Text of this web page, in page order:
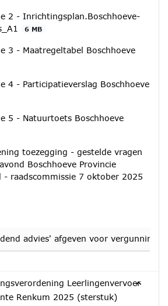
2 - Inrichtingsplan.Boschhoeve-
6 MB
3 - Maatregeltabel Boschhoeve
4 - Participatieverslag Boschhoeve
5 - Natuurtoets Boschhoeve
toezegging - gestelde vragen
Boschhoeve Provincie
- raadscommissie 7 oktober 2025
advies' afgeven voor vergunning
Leerlingenvervoer
Renkum 2025 (sterstuk)